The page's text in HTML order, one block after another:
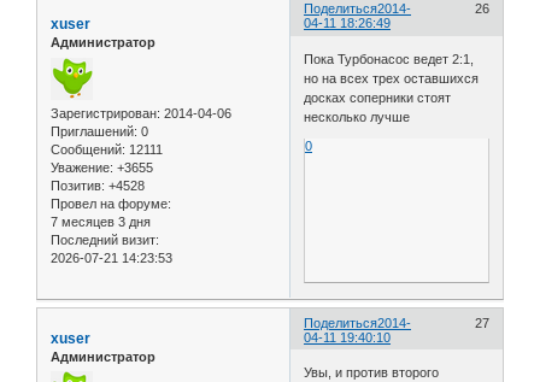
Поделиться 26
2014-
04-11 18:26:49
xuser
Администратор
Зарегистрирован: 2014-04-06
Приглашений: 0
Сообщений: 12111
Уважение: +3655
Позитив: +4528
Провел на форуме:
7 месяцев 3 дня
Последний визит:
2026-07-21 14:23:53
Пока Турбонасос ведет 2:1,
но на всех трех оставшихся
досках соперники стоят
несколько лучше
0
Поделиться 27
2014-
04-11 19:40:10
xuser
Администратор
Увы, и против второго